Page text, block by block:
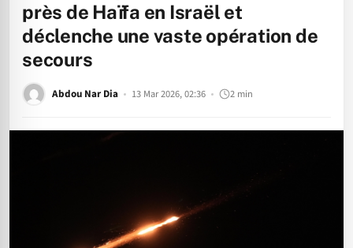
près de Haïfa en Israël et
déclenche une vaste opération de
secours
Abdou Nar Dia 13 Mar 2026, 02:36 2 min